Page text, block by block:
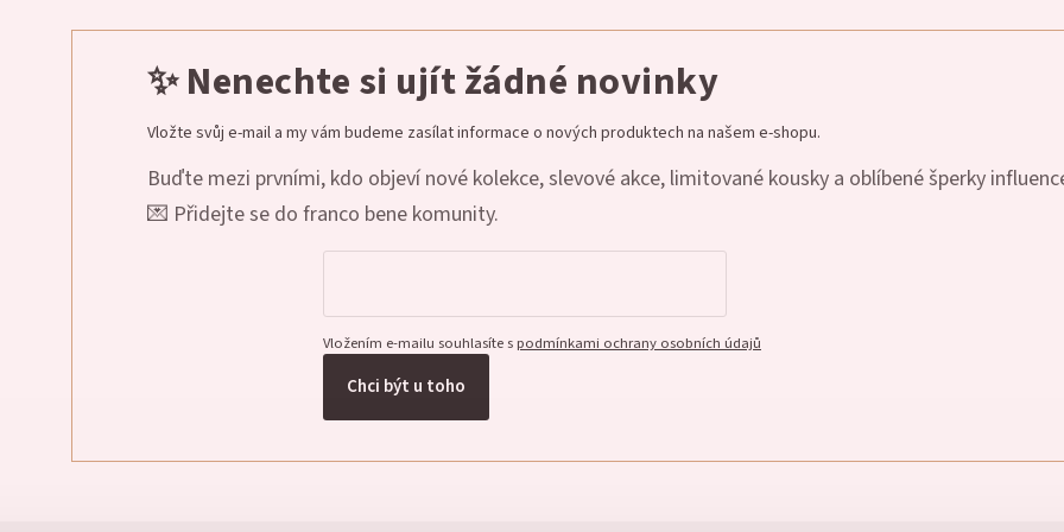
✨ Nenechte si ujít žádné novinky
Vložte svůj e-mail a my vám budeme zasílat informace o nových produktech na našem e-shopu.
Buďte mezi prvními, kdo objeví nové kolekce, slevové akce, limitované kousky a oblíbené šperky
💌 Přidejte se do franco bene komunity.
Vložením e-mailu souhlasíte s podmínkami ochrany osobních údajů
Chci být u toho